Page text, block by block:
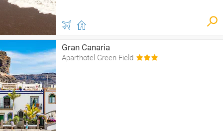
Gran Canaria
Aparthotel Green Field